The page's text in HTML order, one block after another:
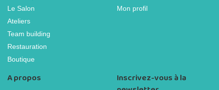
Le Salon
Ateliers
Team building
Restauration
Boutique
Mon profil
A propos
Inscrivez-vous à la